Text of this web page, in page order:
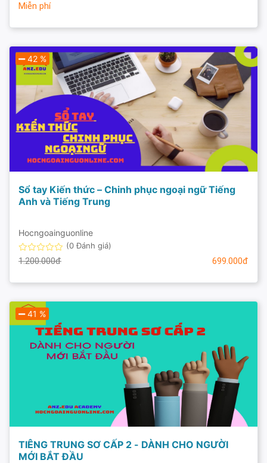
Miễn phí
42 %
Sổ tay Kiến thức – Chinh phục ngoại ngữ Tiếng
Anh và Tiếng Trung
Hocngoainguonline
(0 Đánh giá)
1.200.000đ 699.000đ
41 %
TIÊNG TRUNG SƠ CẤP 2 - DÀNH CHO NGƯỜI
MỚI BẮT ĐẦU